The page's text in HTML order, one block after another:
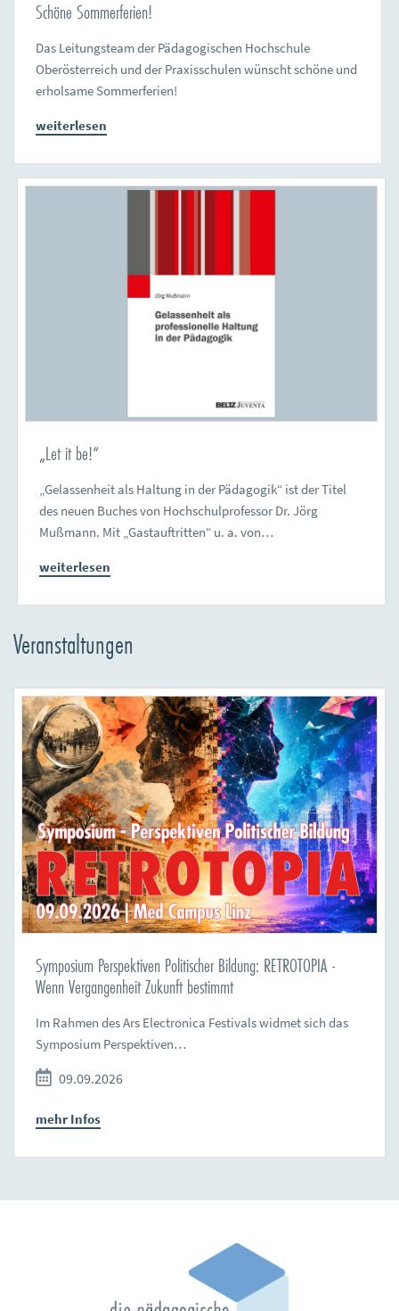
Schöne Sommerferien!
Das Leitungsteam der Pädagogischen Hochschule
Oberösterreich und der Praxisschulen wünscht schöne und
erholsame Sommerferien!
weiterlesen
„Let it be!“
„Gelassenheit als Haltung in der Pädagogik“ ist der Titel
des neuen Buches von Hochschulprofessor Dr. Jörg
Mußmann. Mit „Gastauftritten“ u. a. von…
weiterlesen
Veranstaltungen
Symposium Perspektiven Politischer Bildung: RETROTOPIA -
Wenn Vergangenheit Zukunft bestimmt
Im Rahmen des Ars Electronica Festivals widmet sich das
Symposium Perspektiven…
09.09.2026
mehr Infos